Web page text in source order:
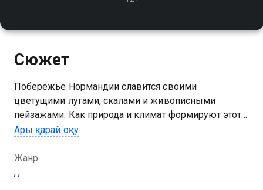
Сюжет
Побережье Нормандии славится своими
цветущими лугами, скалами и живописными
пейзажами. Как природа и климат формируют этот
уникальный регион?
Ары қарай оқу
Жанр
, ,